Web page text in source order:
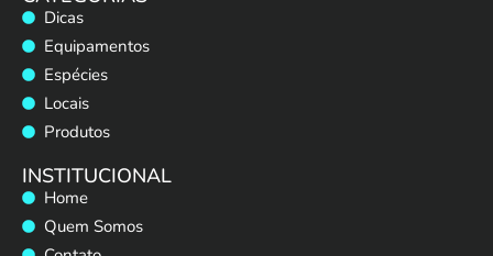
Dicas
Equipamentos
Espécies
Locais
Produtos
INSTITUCIONAL
Home
Quem Somos